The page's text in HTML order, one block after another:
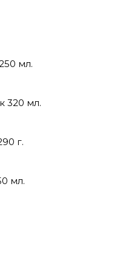
мл.
320 мл.
г.
мл.